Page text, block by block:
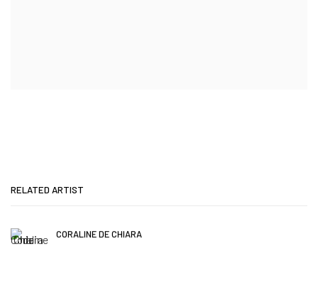
RELATED ARTIST
CORALINE DE CHIARA